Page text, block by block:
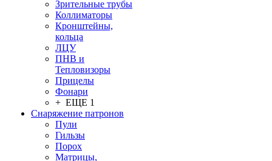
Зрительные трубы
Коллиматоры
Кронштейны,
кольца
ЛЦУ
ПНВ и
Тепловизоры
Прицелы
Фонари
+ ЕЩЕ 1
Снаряжение патронов
Пули
Гильзы
Порох
Матрицы,